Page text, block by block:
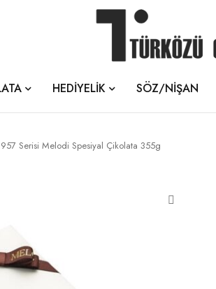
HEDİYELİK SÖZ/NİŞAN
Serisi Melodi Spesiyal Çikolata 355g